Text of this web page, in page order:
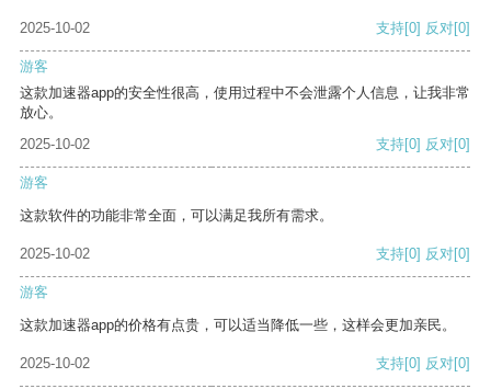
2025-10-02 支持[0] 反对[0]
游客
这款加速器app的安全性很高，使用过程中不会泄露个人信息，让我非常
放心。
2025-10-02
支持[0] 反对[0]
游客
这款软件的功能非常全面，可以满足我所有需求。
2025-10-02 支持[0] 反对[0]
游客
这款加速器app的价格有点贵，可以适当降低一些，这样会更加亲民。
2025-10-02 支持[0] 反对[0]